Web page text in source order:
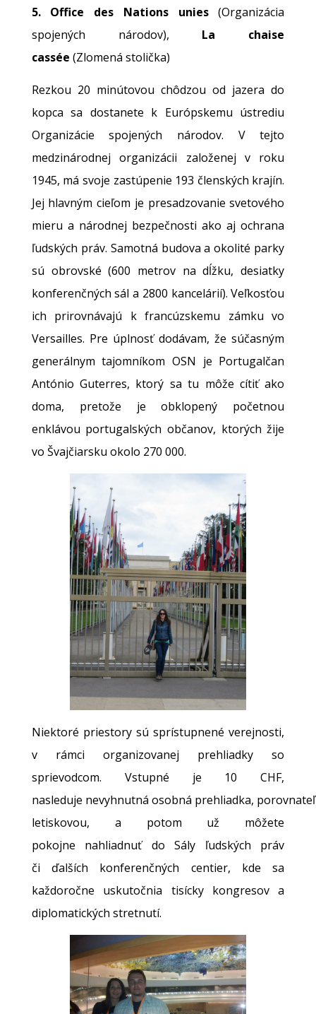
5. Office des Nations unies(Organizácia
spojených národov), La chaise
cassée (Zlomená stolička)
Rezkou 20 minútovou chôdzou od jazera do
kopca sa dostanete k Európskemu ústrediu
Organizácie spojených národov. V tejto
medzinárodnej organizácii založenej v roku
1945, má svoje zastúpenie 193 členských krajín.
Jej hlavným cieľom je presadzovanie svetového
mieru a národnej bezpečnosti ako aj ochrana
ľudských práv. Samotná budova a okolité parky
sú obrovské (600 metrov na dĺžku, desiatky
konferenčných sál a 2800 kancelárií). Veľkosťou
ich prirovnávajú k francúzskemu zámku vo
Versailles. Pre úplnosť dodávam, že súčasným
generálnym tajomníkom OSN je Portugalčan
António Guterres, ktorý sa tu môže cítiť ako
doma, pretože je obklopený početnou
enklávou portugalských občanov, ktorých žije
vo Švajčiarsku okolo 270 000.
Niektoré priestory sú sprístupnené verejnosti,
v rámci organizovanej prehliadky so
sprievodcom. Vstupné je 10 CHF,
nasleduje nevyhnutná osobná prehliadka,
letiskovou, a potom už môžete
pokojne nahliadnuť do Sály ľudských práv
či ďalších konferenčných centier, kde sa
každoročne uskutočnia tisícky kongresov a
diplomatických stretnutí.